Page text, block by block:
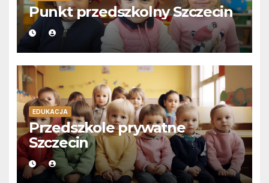
Punkt przedszkolny Szczecin
EDUKACJA
Przedszkole prywatne
Szczecin